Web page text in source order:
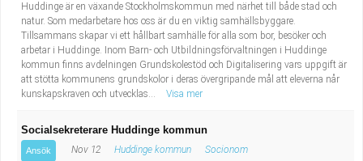
Huddinge är en växande Stockholmskommun med närhet till både stad och
natur. Som medarbetare hos oss är du en viktig samhällsbyggare.
Tillsammans skapar vi ett hållbart samhälle för alla som bor, besöker och
arbetar i Huddinge. Inom Barn- och Utbildningsförvaltningen i Huddinge
kommun finns avdelningen Grundskolestöd och Digitalisering vars uppgift är
att stötta kommunens grundskolor i deras övergripande mål att eleverna når
kunskapskraven och utvecklas...
Visa mer
Socialsekreterare Huddinge kommun
Ansök Nov 12 Huddinge kommun Socionom